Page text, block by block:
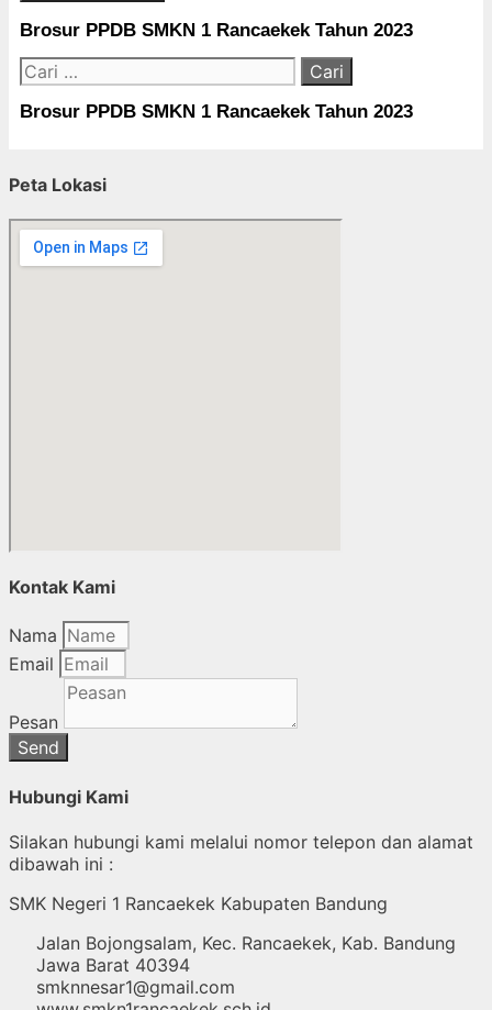
Brosur PPDB SMKN 1 Rancaekek Tahun 2023
Cari
untuk:
Brosur PPDB SMKN 1 Rancaekek Tahun 2023
Peta Lokasi
Kontak Kami
Nama
Email
Pesan
Send
Hubungi Kami
Silakan hubungi kami melalui nomor telepon dan alamat
dibawah ini :
SMK Negeri 1 Rancaekek Kabupaten Bandung
Jalan Bojongsalam, Kec. Rancaekek, Kab. Bandung
Jawa Barat 40394
smknnesar1@gmail.com